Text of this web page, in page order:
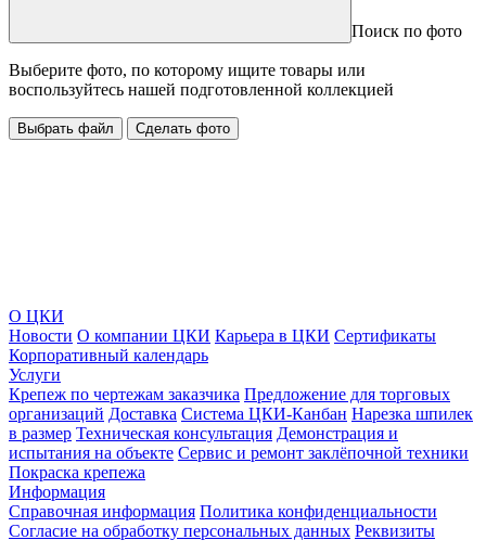
Поиск по фото
Выберите фото, по которому ищите товары или
воспользуйтесь нашей подготовленной коллекцией
Выбрать файл Сделать фото
О ЦКИ
Новости О компании ЦКИ Карьера в ЦКИ Сертификаты
Корпоративный календарь
Услуги
Крепеж по чертежам заказчика Предложение для торговых
организаций Доставка Система ЦКИ-Канбан Нарезка шпилек
в размер Техническая консультация Демонстрация и
испытания на объекте Сервис и ремонт заклёпочной техники
Покраска крепежа
Информация
Справочная информация Политика конфиденциальности
Согласие на обработку персональных данных Реквизиты